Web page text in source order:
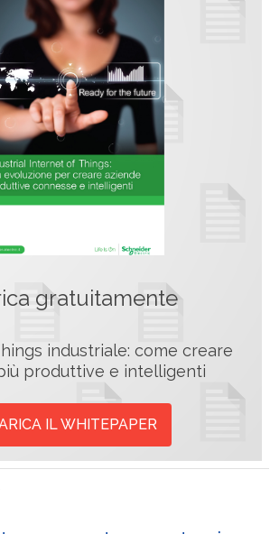
gratuitamente
industriale: come creare
produttive e intelligenti
IL WHITEPAPER